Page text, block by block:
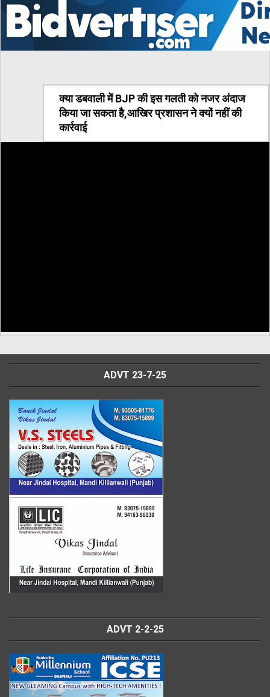
क्या डबवाली में BJP की इस गलती को नजर अंदाज
किया जा सकता है,आखिर प्रशासन ने क्यों नहीं की
कार्रवाई
ADVT 23-7-25
ADVT 2-2-25